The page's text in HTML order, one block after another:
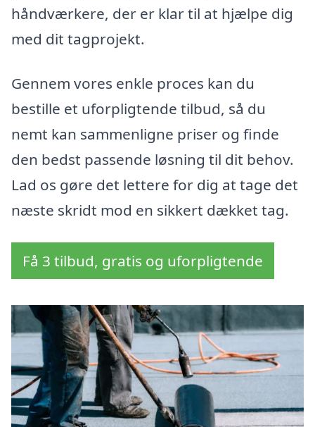
håndværkere, der er klar til at hjælpe dig
med dit tagprojekt.
Gennem vores enkle proces kan du
bestille et uforpligtende tilbud, så du
nemt kan sammenligne priser og finde
den bedst passende løsning til dit behov.
Lad os gøre det lettere for dig at tage det
næste skridt mod en sikkert dækket tag.
Få 3 tilbud, gratis og uforpligtende